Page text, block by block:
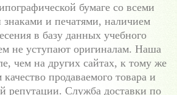
бумаге со всеми
и печатями, наличием
в базу данных учебного
не уступают оригиналам. Наша
чем на других сайтах, к тому же
продаваемого товара и
репутации. Служба доставки по